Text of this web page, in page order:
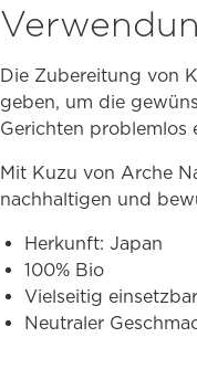
Die Zubereitung von
geben, um die
Gerichten problemlos
Mit Kuzu von Arche
nachhaltigen und
Herkunft: Japan
100% Bio
Vielseitig
Neutraler